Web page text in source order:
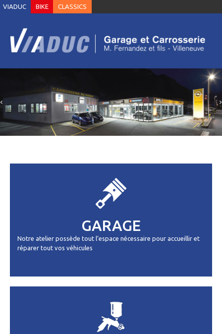
VIADUC BIKE CLASSICS
GARAGE
Notre atelier possède tout l’espace nécessaire pour accueillir et
réparer tout vos véhicules